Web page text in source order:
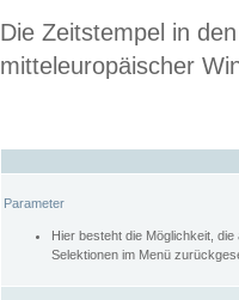
Die Zeitstempel in
mitteleuropäischer
Parameter
Hier besteht die Möglichkeit,
Selektionen im Menü